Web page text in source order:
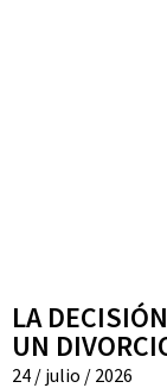
LA
UN
24 / julio / 2026